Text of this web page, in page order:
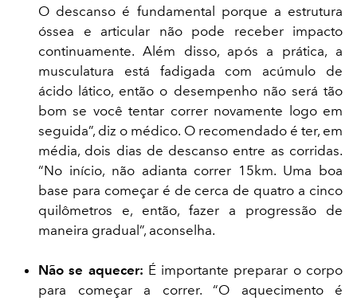
O descanso é fundamental porque a estrutura
óssea e articular não pode receber impacto
continuamente. Além disso, após a prática, a
musculatura está fadigada com acúmulo de
ácido lático, então o desempenho não será tão
bom se você tentar correr novamente logo em
seguida”, diz o médico. O recomendado é ter, em
média, dois dias de descanso entre as corridas.
“No início, não adianta correr 15km. Uma boa
base para começar é de cerca de quatro a cinco
quilômetros e, então, fazer a progressão de
maneira gradual”, aconselha.
Não se aquecer: É importante preparar o corpo
para começar a correr. “O aquecimento é